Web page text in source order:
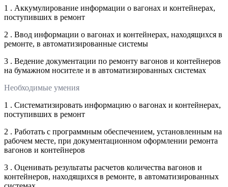
1 . Аккумулирование информации о вагонах и контейнерах,
поступивших в ремонт
2 . Ввод информации о вагонах и контейнерах, находящихся в
ремонте, в автоматизированные системы
3 . Ведение документации по ремонту вагонов и контейнеров
на бумажном носителе и в автоматизированных системах
Необходимые умения
1 . Систематизировать информацию о вагонах и контейнерах,
поступивших в ремонт
2 . Работать с программным обеспечением, установленным на
рабочем месте, при документационном оформлении ремонта
вагонов и контейнеров
3 . Оценивать результаты расчетов количества вагонов и
контейнеров, находящихся в ремонте, в автоматизированных